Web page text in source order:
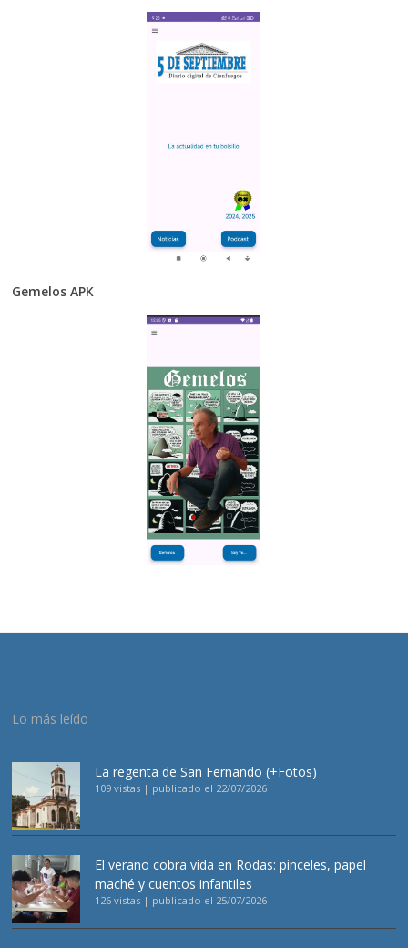
Gemelos APK
Lo más leído
La regenta de San Fernando (+Fotos)
109 vistas | publicado el 22/07/2026
El verano cobra vida en Rodas: pinceles, papel
maché y cuentos infantiles
126 vistas | publicado el 25/07/2026